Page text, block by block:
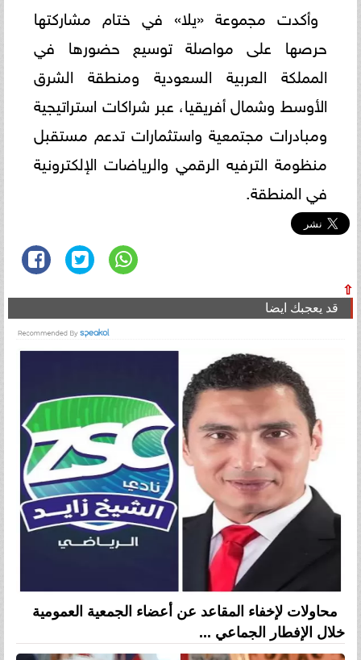
وأكدت مجموعة «يلا» في ختام مشاركتها
حرصها على مواصلة توسيع حضورها في
المملكة العربية السعودية ومنطقة الشرق
الأوسط وشمال أفريقيا، عبر شراكات استراتيجية
ومبادرات مجتمعية واستثمارات تدعم مستقبل
منظومة الترفيه الرقمي والرياضات الإلكترونية
في المنطقة.
⇧
قد يعجبك ايضا
محاولات لإخفاء المقاعد عن أعضاء الجمعية العمومية
خلال الإفطار الجماعي ...